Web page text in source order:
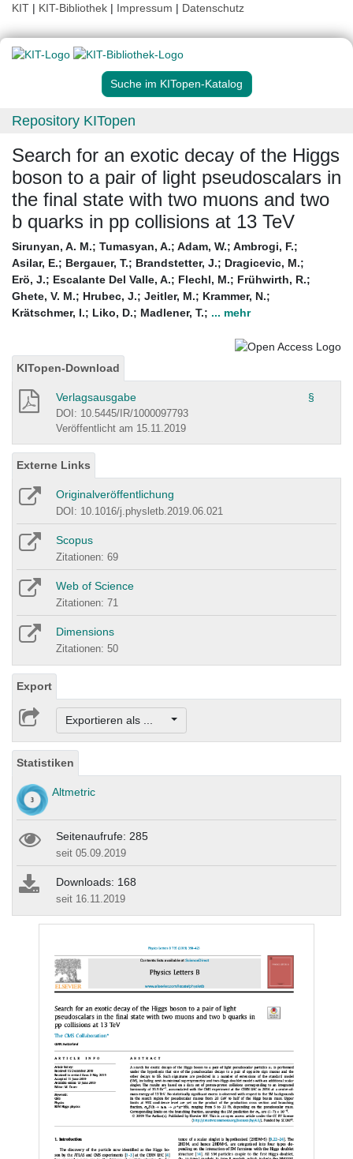
KIT | KIT-Bibliothek | Impressum | Datenschutz
Suche im KITopen-Katalog
Repository KITopen
Search for an exotic decay of the Higgs
boson to a pair of light pseudoscalars in
the final state with two muons and two
b quarks in pp collisions at 13 TeV
Sirunyan, A. M.; Tumasyan, A.; Adam, W.; Ambrogi, F.;
Asilar, E.; Bergauer, T.; Brandstetter, J.; Dragicevic, M.;
Erö, J.; Escalante Del Valle, A.; Flechl, M.; Frühwirth, R.;
Ghete, V. M.; Hrubec, J.; Jeitler, M.; Krammer, N.;
Krätschmer, I.; Liko, D.; Madlener, T.; ... mehr
KITopen-Download
Verlagsausgabe §
DOI: 10.5445/IR/1000097793
Veröffentlicht am 15.11.2019
Externe Links
Originalveröffentlichung
DOI: 10.1016/j.physletb.2019.06.021
Scopus
Zitationen: 69
Web of Science
Zitationen: 71
Dimensions
Zitationen: 50
Export
Exportieren als ...
Statistiken
Altmetric
Seitenaufrufe: 285
seit 05.09.2019
Downloads: 168
seit 16.11.2019